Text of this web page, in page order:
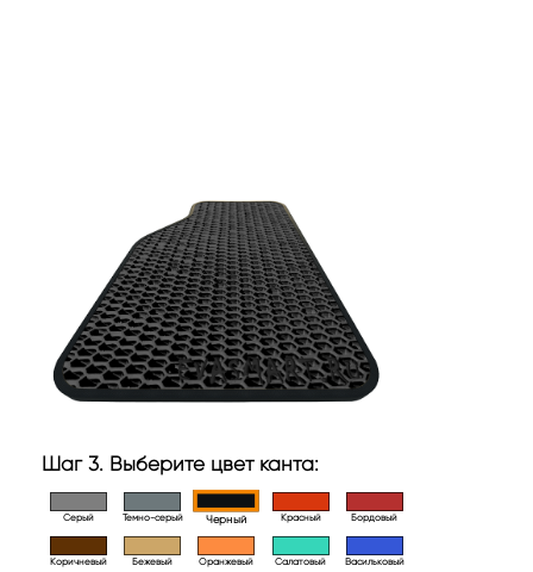
Шаг 3. Выберите цвет канта:
Серый Темно-серый Черный Красный Бордовый
Коричневый Бежевый Оранжевый Салатовый Васильковый